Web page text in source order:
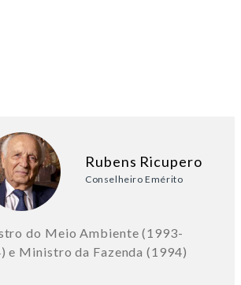
Rubens Ricupero
Conselheiro Emérito
do Meio Ambiente (1993-
e Ministro da Fazenda (1994)